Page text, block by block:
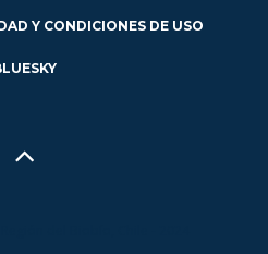
Y CONDICIONES DE USO